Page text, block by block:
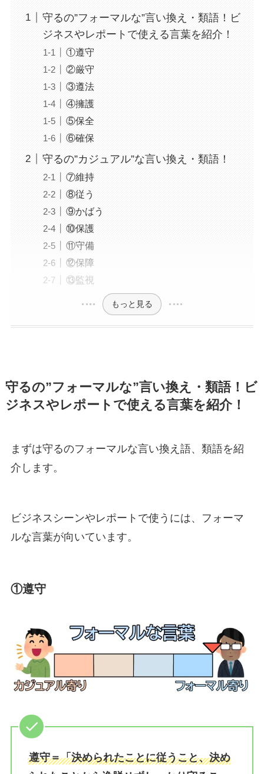
守るの”フォーマルな”言い換え・類語！ビ
ジネスやレポートで使える言葉を紹介！
①遵守
②厳守
③遵法
④擁護
⑤保全
⑥確保
守るの”カジュアル”な言い換え・類語！
⑦維持
⑧従う
⑨かばう
⑩保護
⑪守備
⑫保障
⑬監視
もっと見る
守るの”フォーマルな”言い換え・類語！ビ
ジネスやレポートで使える言葉を紹介！
まずは守るのフォーマルな言い換え語、類語を紹
介します。
ビジネスシーンやレポートで使うには、フォーマ
ルな言葉が向いています。
①遵守
遵守＝「決められたことに従うこと、決め